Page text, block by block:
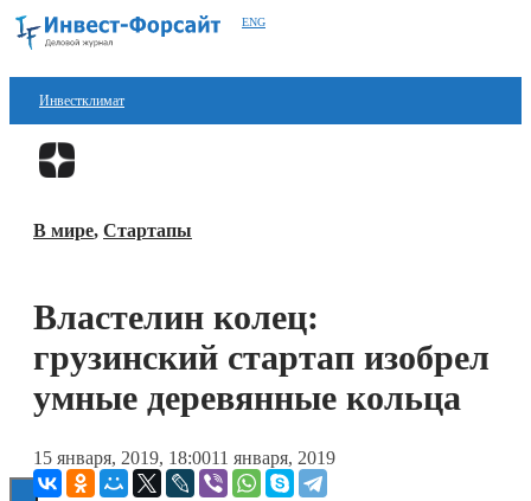
ENG
Инвестклимат
Финансы
Блокчейн
В мире, Стартапы
Властелин колец:
грузинский стартап изобрел
умные деревянные кольца
15 января, 2019, 18:0011 января, 2019